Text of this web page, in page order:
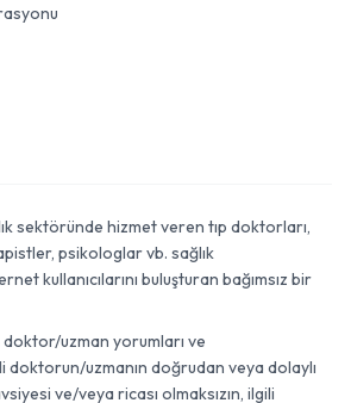
sektöründe hizmet veren tıp doktorları,
psikologlar vb. sağlık
kullanıcılarını buluşturan bağımsız bir
uzman yorumları ve
uzmanın doğrudan veya dolaylı
ve/veya ricası olmaksızın, ilgili